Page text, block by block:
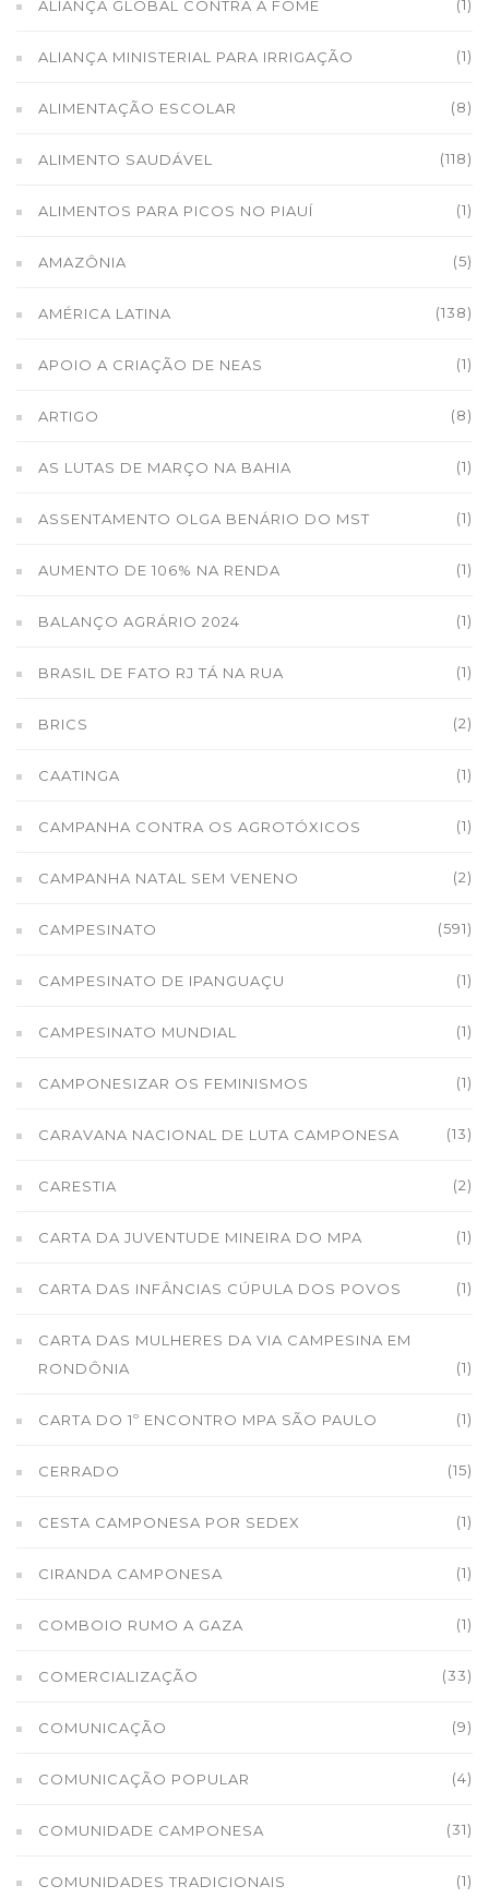
ALIANÇA GLOBAL CONTRA A FOME (1)
ALIANÇA MINISTERIAL PARA IRRIGAÇÃO (1)
ALIMENTAÇÃO ESCOLAR (8)
ALIMENTO SAUDÁVEL (118)
ALIMENTOS PARA PICOS NO PIAUÍ (1)
AMAZÔNIA (5)
AMÉRICA LATINA (138)
APOIO A CRIAÇÃO DE NEAS (1)
ARTIGO (8)
AS LUTAS DE MARÇO NA BAHIA (1)
ASSENTAMENTO OLGA BENÁRIO DO MST (1)
AUMENTO DE 106% NA RENDA (1)
BALANÇO AGRÁRIO 2024 (1)
BRASIL DE FATO RJ TÁ NA RUA (1)
BRICS (2)
CAATINGA (1)
CAMPANHA CONTRA OS AGROTÓXICOS (1)
CAMPANHA NATAL SEM VENENO (2)
CAMPESINATO (591)
CAMPESINATO DE IPANGUAÇU (1)
CAMPESINATO MUNDIAL (1)
CAMPONESIZAR OS FEMINISMOS (1)
CARAVANA NACIONAL DE LUTA CAMPONESA (13)
CARESTIA (2)
CARTA DA JUVENTUDE MINEIRA DO MPA (1)
CARTA DAS INFÂNCIAS CÚPULA DOS POVOS (1)
CARTA DAS MULHERES DA VIA CAMPESINA EM
RONDÔNIA
(1)
CARTA DO 1º ENCONTRO MPA SÃO PAULO (1)
CERRADO (15)
CESTA CAMPONESA POR SEDEX (1)
CIRANDA CAMPONESA (1)
COMBOIO RUMO A GAZA (1)
COMERCIALIZAÇÃO (33)
COMUNICAÇÃO (9)
COMUNICAÇÃO POPULAR (4)
COMUNIDADE CAMPONESA (31)
COMUNIDADES TRADICIONAIS (1)